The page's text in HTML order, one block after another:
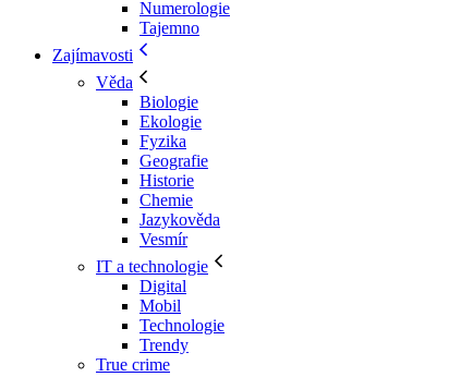
Numerologie
Tajemno
Zajímavosti
Věda
Biologie
Ekologie
Fyzika
Geografie
Historie
Chemie
Jazykověda
Vesmír
IT a technologie
Digital
Mobil
Technologie
Trendy
True crime